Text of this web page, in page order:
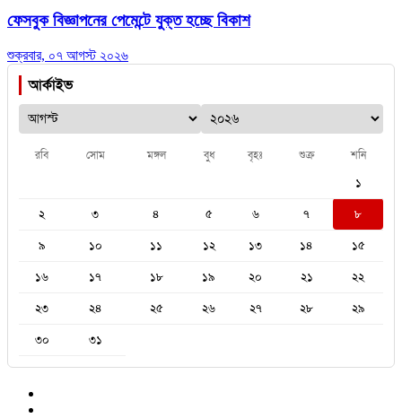
ফেসবুক বিজ্ঞাপনের পেমেন্টে যুক্ত হচ্ছে বিকাশ
শুক্রবার, ০৭ আগস্ট ২০২৬
আর্কাইভ
রবি সোম মঙ্গল বুধ বৃহঃ শুক্র শনি
১
২
৩ ৪ ৫ ৬ ৭
৮
৯
১০ ১১ ১২ ১৩ ১৪
১৫
১৬
১৭ ১৮ ১৯ ২০ ২১
২২
২৩
২৪ ২৫ ২৬ ২৭ ২৮
২৯
৩০
৩১